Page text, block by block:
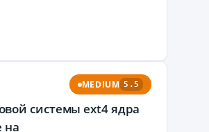
MEDIUM 5.5
системы ext4 ядра
на